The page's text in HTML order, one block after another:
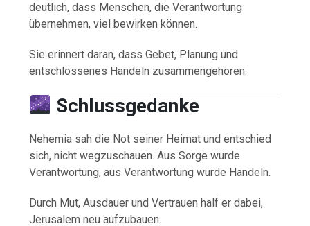
deutlich, dass Menschen, die Verantwortung
übernehmen, viel bewirken können.
Sie erinnert daran, dass Gebet, Planung und
entschlossenes Handeln zusammengehören.
Schlussgedanke
Nehemia sah die Not seiner Heimat und entschied
sich, nicht wegzuschauen. Aus Sorge wurde
Verantwortung, aus Verantwortung wurde Handeln.
Durch Mut, Ausdauer und Vertrauen half er dabei,
Jerusalem neu aufzubauen.